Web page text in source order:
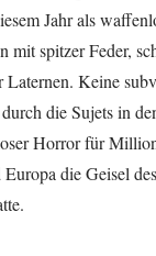
Jahr als
spitzer Feder,
Keine
die Sujets in
Horror für
die Geisel